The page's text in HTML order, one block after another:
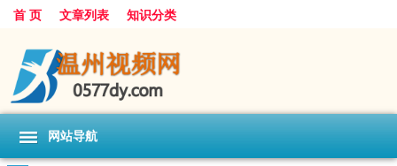
首 页 文章列表 知识分类
网站导航